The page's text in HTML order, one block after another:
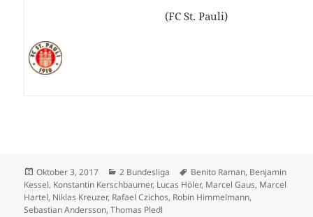
(FC St. Pauli)
Veröffentlicht
am
Oktober 3, 2017 Kategorien
2 Bundesliga Schlagwörter
Benito Raman, Benjamin
Kessel, Konstantin Kerschbaumer, Lucas Höler, Marcel Gaus, Marcel
Hartel, Niklas Kreuzer, Rafael Czichos, Robin Himmelmann,
Sebastian Andersson,Thomas Pledl